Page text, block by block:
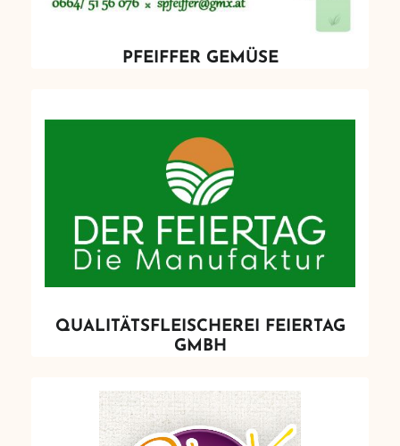
PFEIFFER GEMÜSE
QUALITÄTSFLEISCHEREI FEIERTAG
GMBH